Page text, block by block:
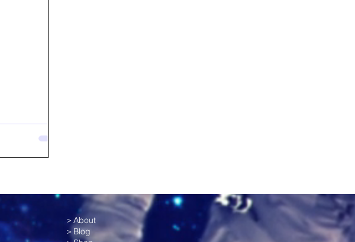
＞About
＞Blog